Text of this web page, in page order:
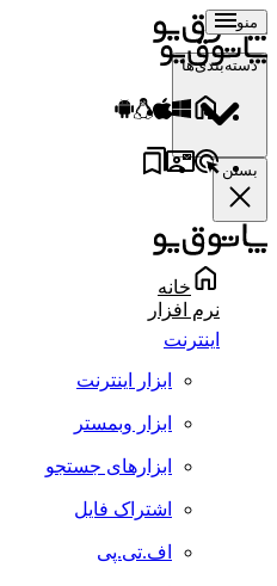
منو
دسته‌بندی‌ها
بستن
خانه
نرم افزار
اینترنت
ابزار اینترنت
ابزار وبمستر
ابزارهای جستجو
اشتراک فایل
اف.تی.پی